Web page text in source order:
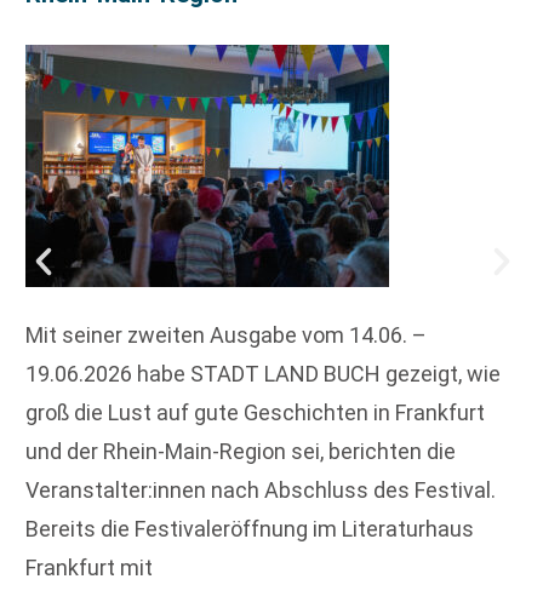
Mit seiner zweiten Ausgabe vom 14.06. –
19.06.2026 habe STADT LAND BUCH gezeigt, wie
groß die Lust auf gute Geschichten in Frankfurt
und der Rhein-Main-Region sei, berichten die
Veranstalter:innen nach Abschluss des Festival.
Bereits die Festivaleröffnung im Literaturhaus
Frankfurt mit